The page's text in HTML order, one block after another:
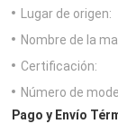
Lugar de origen:
Nombre de la
Certificación:
Número de
Pago y Envío